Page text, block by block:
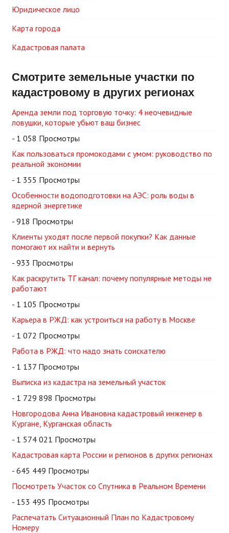
Юридическое лицо
Карта города
Кадастровая палата
Смотрите земельные участки по
кадастровому в других регионах
Аренда земли под торговую точку: 4 неочевидные
ловушки, которые убьют ваш бизнес
- 1 058 Просмотры
Как пользоваться промокодами с умом: руководство по
реальной экономии
- 1 355 Просмотры
Особенности водоподготовки на АЭС: роль воды в
ядерной энергетике
- 918 Просмотры
Клиенты уходят после первой покупки? Как данные
помогают их найти и вернуть
- 933 Просмотры
Как раскрутить ТГ канал: почему популярные методы не
работают
- 1 105 Просмотры
Карьера в РЖД: как устроиться на работу в Москве
- 1 072 Просмотры
Работа в РЖД: что надо знать соискателю
- 1 137 Просмотры
Выписка из кадастра на земельный участок
- 1 729 898 Просмотры
Новгородова Анна Ивановна кадастровый инженер в
Кургане, Курганская область
- 1 574 021 Просмотры
Кадастровая карта России и регионов в других регионах
- 645 449 Просмотры
Посмотреть Участок со Спутника в Реальном Времени
- 153 495 Просмотры
Распечатать Ситуационный План по Кадастровому
Номеру